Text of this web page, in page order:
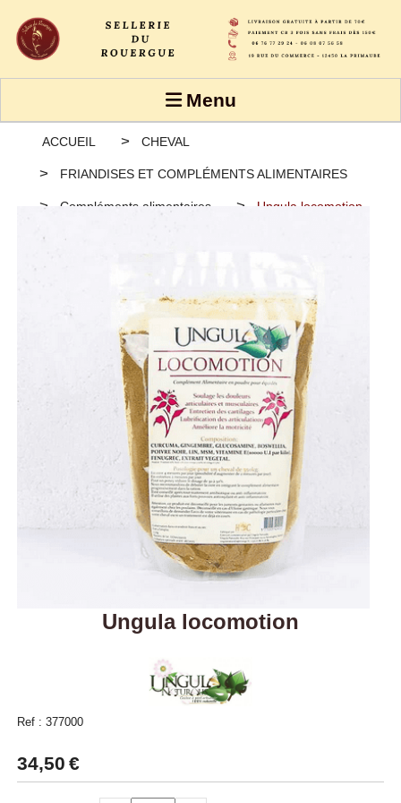
Menu
ACCUEIL CHEVAL
FRIANDISES ET COMPLÉMENTS ALIMENTAIRES
Compléments alimentaires Ungula locomotion
Ungula locomotion
Ref : 377000
34,50 €